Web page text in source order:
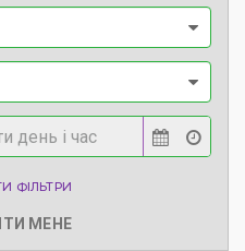
ФІЛЬТРИ
МЕНЕ